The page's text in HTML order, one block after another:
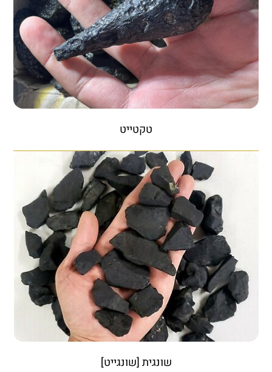
טקטייט
שונגית [שונגייט]